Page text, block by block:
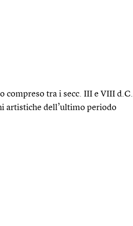
compreso tra i secc. III e VIII d.C.
artistiche dell’ultimo periodo